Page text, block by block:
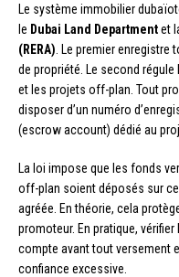
Le système immobilier
le Dubai Land Departmentet
(RERA) . Le premier
de propriété. Le second
et les projets off-plan. Tout
disposer d’un numéro
(escrow account) dédié au
La loi impose que les fonds
off-plan soient déposés sur
agréée. En théorie, cela
promoteur. En pratique,
compte avant tout versement
confiance excessive.